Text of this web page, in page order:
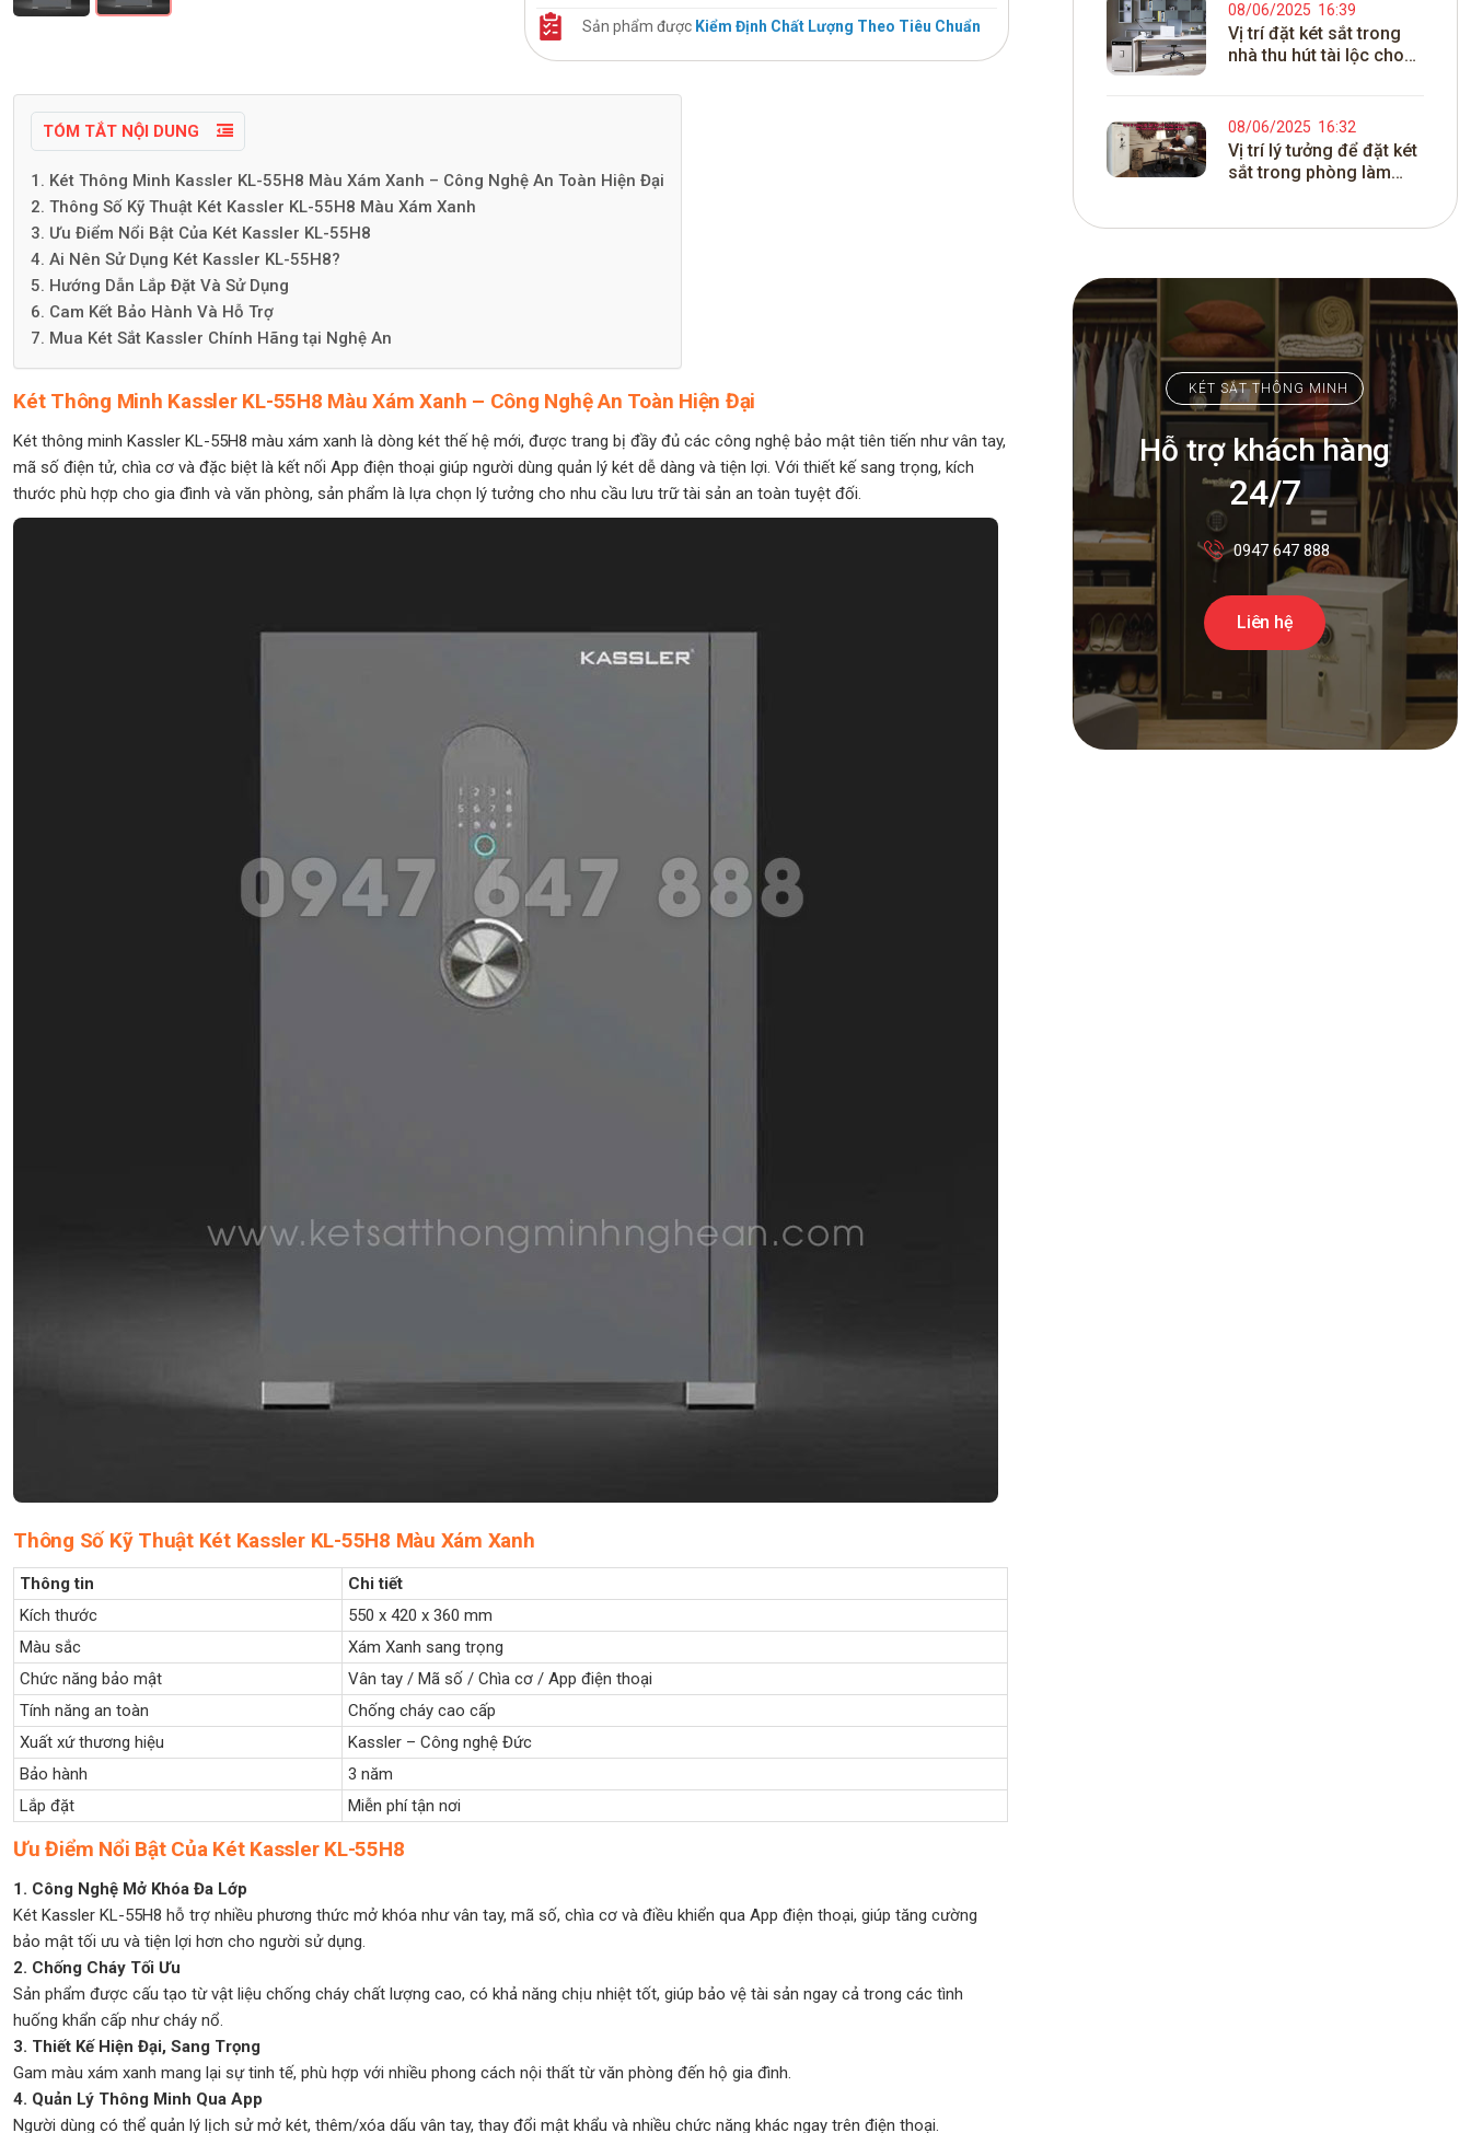
Sản phẩm được Kiểm Định Chất Lượng Theo Tiêu Chuẩn
TÓM TẮT NỘI DUNG
1. Két Thông Minh Kassler KL-55H8 Màu Xám Xanh – Công Nghệ An Toàn Hiện Đại
2. Thông Số Kỹ Thuật Két Kassler KL-55H8 Màu Xám Xanh
3. Ưu Điểm Nổi Bật Của Két Kassler KL-55H8
4. Ai Nên Sử Dụng Két Kassler KL-55H8?
5. Hướng Dẫn Lắp Đặt Và Sử Dụng
6. Cam Kết Bảo Hành Và Hỗ Trợ
7. Mua Két Sắt Kassler Chính Hãng tại Nghệ An
Két Thông Minh Kassler KL-55H8 Màu Xám Xanh – Công Nghệ An Toàn Hiện Đại
Két thông minh Kassler KL-55H8 màu xám xanh là dòng két thế hệ mới, được trang bị đầy đủ các công nghệ bảo mật tiên tiến như vân tay,
mã số điện tử, chìa cơ và đặc biệt là kết nối App điện thoại giúp người dùng quản lý két dễ dàng và tiện lợi. Với thiết kế sang trọng, kích
thước phù hợp cho gia đình và văn phòng, sản phẩm là lựa chọn lý tưởng cho nhu cầu lưu trữ tài sản an toàn tuyệt đối.
Thông Số Kỹ Thuật Két Kassler KL-55H8 Màu Xám Xanh
Thông tin
Chi tiết
Kích thước
550 x 420 x 360 mm
Màu sắc
Xám Xanh sang trọng
Chức năng bảo mật
Vân tay / Mã số / Chìa cơ / App điện thoại
Tính năng an toàn
Chống cháy cao cấp
Xuất xứ thương hiệu
Kassler – Công nghệ Đức
Bảo hành
3 năm
Lắp đặt
Miễn phí tận nơi
Ưu Điểm Nổi Bật Của Két Kassler KL-55H8
1. Công Nghệ Mở Khóa Đa Lớp
Két Kassler KL-55H8 hỗ trợ nhiều phương thức mở khóa như vân tay, mã số, chìa cơ và điều khiển qua App điện thoại, giúp tăng cường
bảo mật tối ưu và tiện lợi hơn cho người sử dụng.
2. Chống Cháy Tối Ưu
Sản phẩm được cấu tạo từ vật liệu chống cháy chất lượng cao, có khả năng chịu nhiệt tốt, giúp bảo vệ tài sản ngay cả trong các tình
huống khẩn cấp như cháy nổ.
3. Thiết Kế Hiện Đại, Sang Trọng
Gam màu xám xanh mang lại sự tinh tế, phù hợp với nhiều phong cách nội thất từ văn phòng đến hộ gia đình.
4. Quản Lý Thông Minh Qua App
Người dùng có thể quản lý lịch sử mở két, thêm/xóa dấu vân tay, thay đổi mật khẩu và nhiều chức năng khác ngay trên điện thoại.
08/06/2025 16:39
Vị trí đặt két sắt trong
nhà thu hút tài lộc cho
08/06/2025 16:32
Vị trí lý tưởng để đặt két
sắt trong phòng làm
KÉT SẮT THÔNG MINH
Hỗ trợ khách hàng
24/7
0947 647 888
Liên hệ